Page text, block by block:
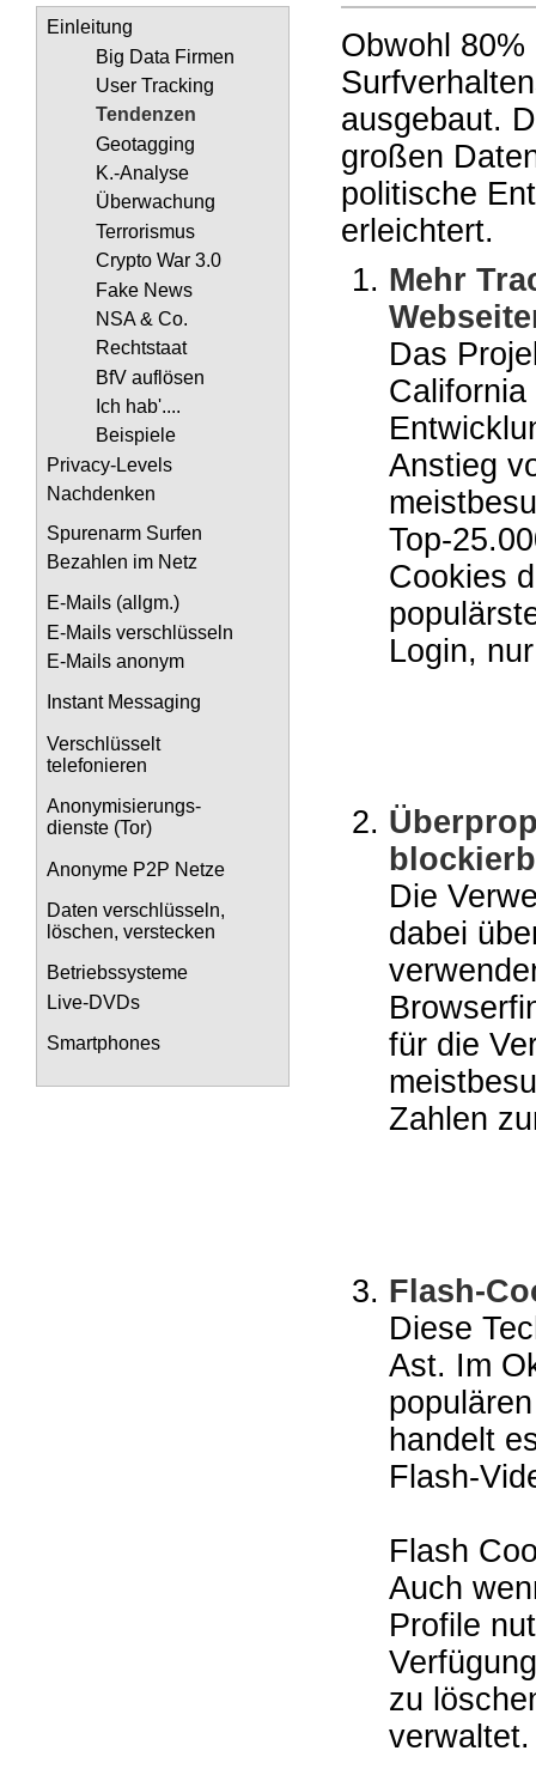
Obwohl
ausgebaut.
großen
politische
erleichtert.
Mehr
Das
Anstieg
Top-
Cookies
Login,
Die
dabei
für die
Zahlen
Flash-
Diese
Ast. Im
handelt
Flash-
Flash
Auch
Profile
zu
verwaltet.
Einleitung
Big Data Firmen
User Tracking
Tendenzen
Geotagging
K.-Analyse
Überwachung
Terrorismus
Crypto War 3.0
Fake News
NSA & Co.
Rechtstaat
BfV auflösen
Ich hab'....
Beispiele
Privacy-Levels
Nachdenken
Spurenarm Surfen
Bezahlen im Netz
E-Mails (allgm.)
E-Mails verschlüsseln
E-Mails anonym
Instant Messaging
Verschlüsselt
telefonieren
Anonymisierungs-
dienste (Tor)
Anonyme P2P Netze
Daten verschlüsseln,
löschen, verstecken
Betriebssysteme
Live-DVDs
Smartphones